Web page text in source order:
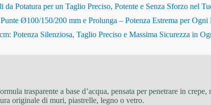
Potatura per un Taglio Preciso, Potente e Senza Sforzo nel
Ø100/150/200 mm e Prolunga – Potenza Estrema per
Potenza Silenziosa, Taglio Preciso e Massima Sicurezza in
trasparente a base d’acqua, pensata per penetrare in
originale di muri, piastrelle, legno o vetro.